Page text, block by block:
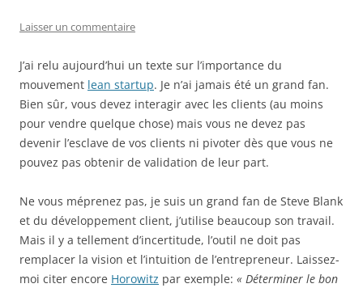
Laisser un commentaire
J’ai relu aujourd’hui un texte sur l’importance du
mouvement lean startup. Je n’ai jamais été un grand fan.
Bien sûr, vous devez interagir avec les clients (au moins
pour vendre quelque chose) mais vous ne devez pas
devenir l’esclave de vos clients ni pivoter dès que vous ne
pouvez pas obtenir de validation de leur part.
Ne vous méprenez pas, je suis un grand fan de Steve Blank
et du développement client, j’utilise beaucoup son travail.
Mais il y a tellement d’incertitude, l’outil ne doit pas
remplacer la vision et l’intuition de l’entrepreneur. Laissez-
moi citer encore Horowitz par exemple: « Déterminer le bon